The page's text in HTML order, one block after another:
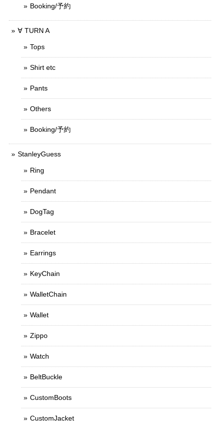
Booking/予約
∀ TURN A
Tops
Shirt etc
Pants
Others
Booking/予約
StanleyGuess
Ring
Pendant
DogTag
Bracelet
Earrings
KeyChain
WalletChain
Wallet
Zippo
Watch
BeltBuckle
CustomBoots
CustomJacket